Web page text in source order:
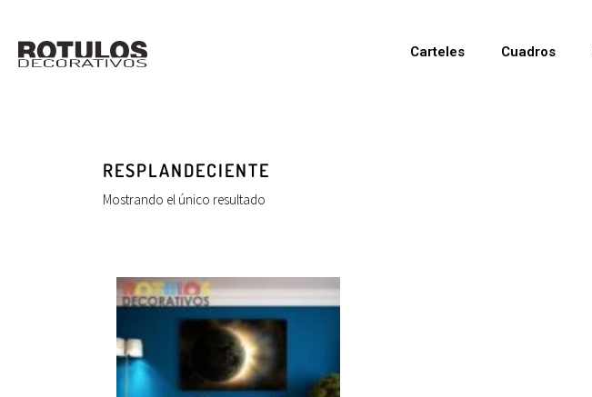
Carteles Cuadros
RESPLANDECIENTE
Mostrando el único resultado